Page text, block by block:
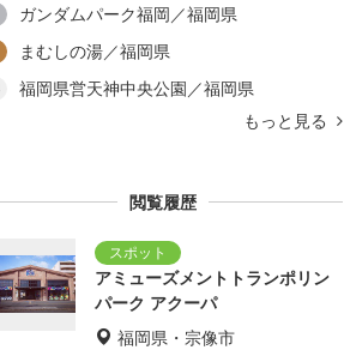
ガンダムパーク福岡／福岡県
まむしの湯／福岡県
福岡県営天神中央公園／福岡県
もっと見る
閲覧履歴
アミューズメントトランポリン
パーク アクーパ
福岡県・宗像市